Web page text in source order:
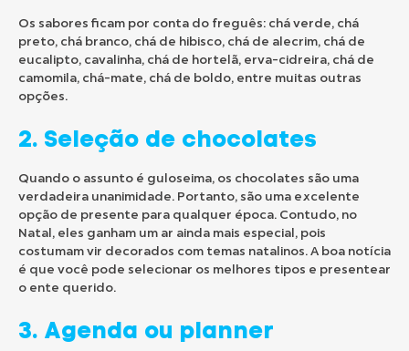
Os sabores ficam por conta do freguês: chá verde, chá
preto, chá branco, chá de hibisco, chá de alecrim, chá de
eucalipto, cavalinha, chá de hortelã, erva-cidreira, chá de
camomila, chá-mate, chá de boldo, entre muitas outras
opções.
2. Seleção de chocolates
Quando o assunto é guloseima, os chocolates são uma
verdadeira unanimidade. Portanto, são uma excelente
opção de presente para qualquer época. Contudo, no
Natal, eles ganham um ar ainda mais especial, pois
costumam vir decorados com temas natalinos. A boa notícia
é que você pode selecionar os melhores tipos e presentear
o ente querido.
3. Agenda ou planner